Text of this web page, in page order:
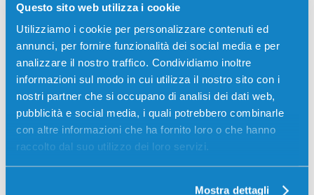
Questo sito web utilizza i cookie
Utilizziamo i cookie per personalizzare contenuti ed
annunci, per fornire funzionalità dei social media e per
analizzare il nostro traffico. Condividiamo inoltre
informazioni sul modo in cui utilizza il nostro sito con i
nostri partner che si occupano di analisi dei dati web,
pubblicità e social media, i quali potrebbero combinarle
con altre informazioni che ha fornito loro o che hanno
raccolto dal suo utilizzo dei loro servizi.
Mostra dettagli